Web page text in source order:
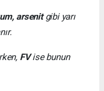
arsenitgibi yarı
FVise bunun